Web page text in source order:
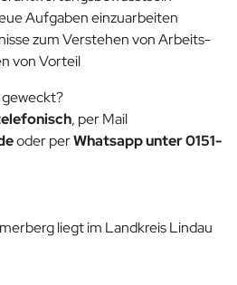
Aufgaben einzuarbeiten
zum Verstehen von Arbeits-
von Vorteil
, per Mail
oder perWhatsapp unter 0151-
liegt im Landkreis Lindau